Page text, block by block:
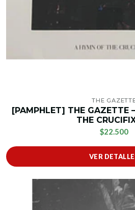
THE
[PAMPHLET] THE GAZETTE
THE
$22.500
VER